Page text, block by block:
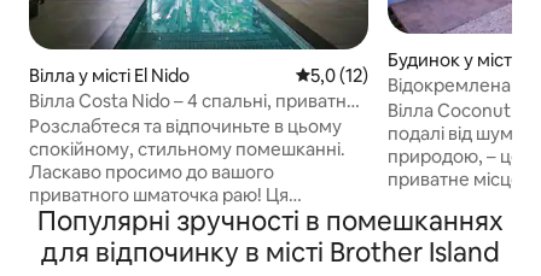
Вілла у місті El Nido Середня оцінка: 5,0 з 5,
5,0 (12)
Вілла Costa Nido – 4 спальні, приватний
басейн, двір
Розслабтеся та відпочиньте в цьому
спокійному, стильному помешканні.
Ласкаво просимо до вашого
приватного шматочка раю! Ця
приголомшлива тропічна вілла,
розташована всього за кілька хвилин
від пляжу, пропонує ідеальне
Будинок у місті El
Відокремлена
басейном в Ель-
Вілла Coconut –
подалі від шуму
природою, – це
приватне місце
відчувати, а не
жвавих вулиць.
Популярні зручності в помешканнях
для відпочинку в місті Brother Island